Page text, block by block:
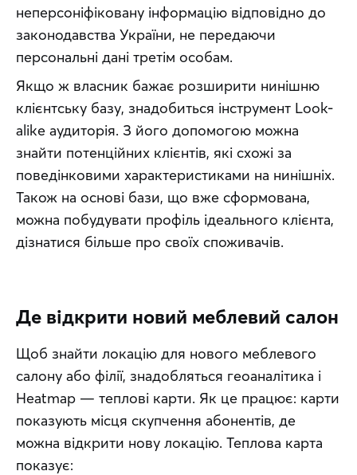
неперсоніфіковану інформацію відповідно до
законодавства України, не передаючи
персональні дані третім особам.
Якщо ж власник бажає розширити нинішню
клієнтську базу, знадобиться інструмент Look-
alike аудиторія. З його допомогою можна
знайти потенційних клієнтів, які схожі за
поведінковими характеристиками на нинішніх.
Також на основі бази, що вже сформована,
можна побудувати профіль ідеального клієнта,
дізнатися більше про своїх споживачів.
Де відкрити новий меблевий салон
Щоб знайти локацію для нового меблевого
салону або філії, знадобляться геоаналітика і
Heatmap — теплові карти. Як це працює: карти
показують місця скупчення абонентів, де
можна відкрити нову локацію. Теплова карта
показує: